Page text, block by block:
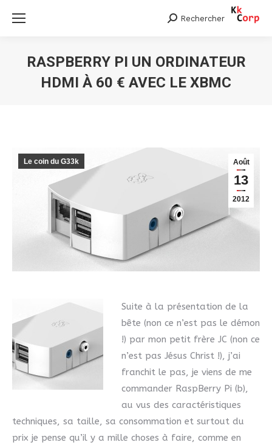
Search:
Rechercher
RASPBERRY PI UN ORDINATEUR
HDMI À 60 € AVEC LE XBMC
Août
13
2012
Le coin du G33k
Suite à la présentation de la
bête (non ce n’est pas le démon
!) par mon petit frère JC (non ce
n’est pas Jésus Christ !), j’ai
franchit le pas, je viens de me
commander RaspBerry Pi (b),
au vus des caractéristiques
techniques, sa taille, sa consommation et surtout du
prix je pense qu’il y a mille choses à faire, comme en